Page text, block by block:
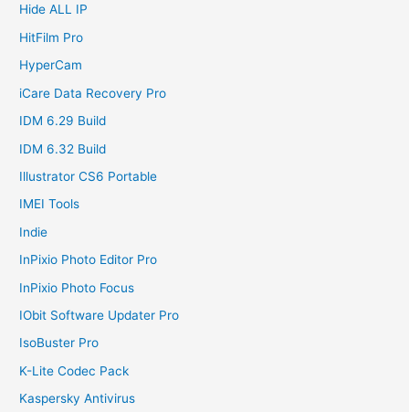
Hide ALL IP
HitFilm Pro
HyperCam
iCare Data Recovery Pro
IDM 6.29 Build
IDM 6.32 Build
Illustrator CS6 Portable
IMEI Tools
Indie
InPixio Photo Editor Pro
InPixio Photo Focus
IObit Software Updater Pro
IsoBuster Pro
K-Lite Codec Pack
Kaspersky Antivirus